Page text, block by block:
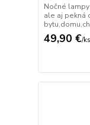
Nočné
ale aj pekná
49,90 €/ks